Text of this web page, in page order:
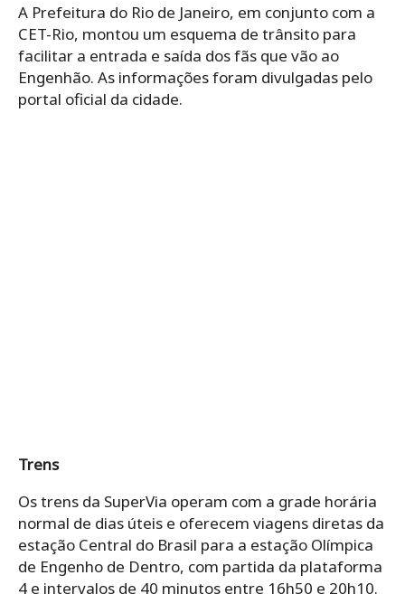
A Prefeitura do Rio de Janeiro, em conjunto com a
CET-Rio, montou um esquema de trânsito para
facilitar a entrada e saída dos fãs que vão ao
Engenhão. As informações foram divulgadas pelo
portal oficial da cidade.
Trens
Os trens da SuperVia operam com a grade horária
normal de dias úteis e oferecem viagens diretas da
estação Central do Brasil para a estação Olímpica
de Engenho de Dentro, com partida da plataforma
4 e intervalos de 40 minutos entre 16h50 e 20h10.